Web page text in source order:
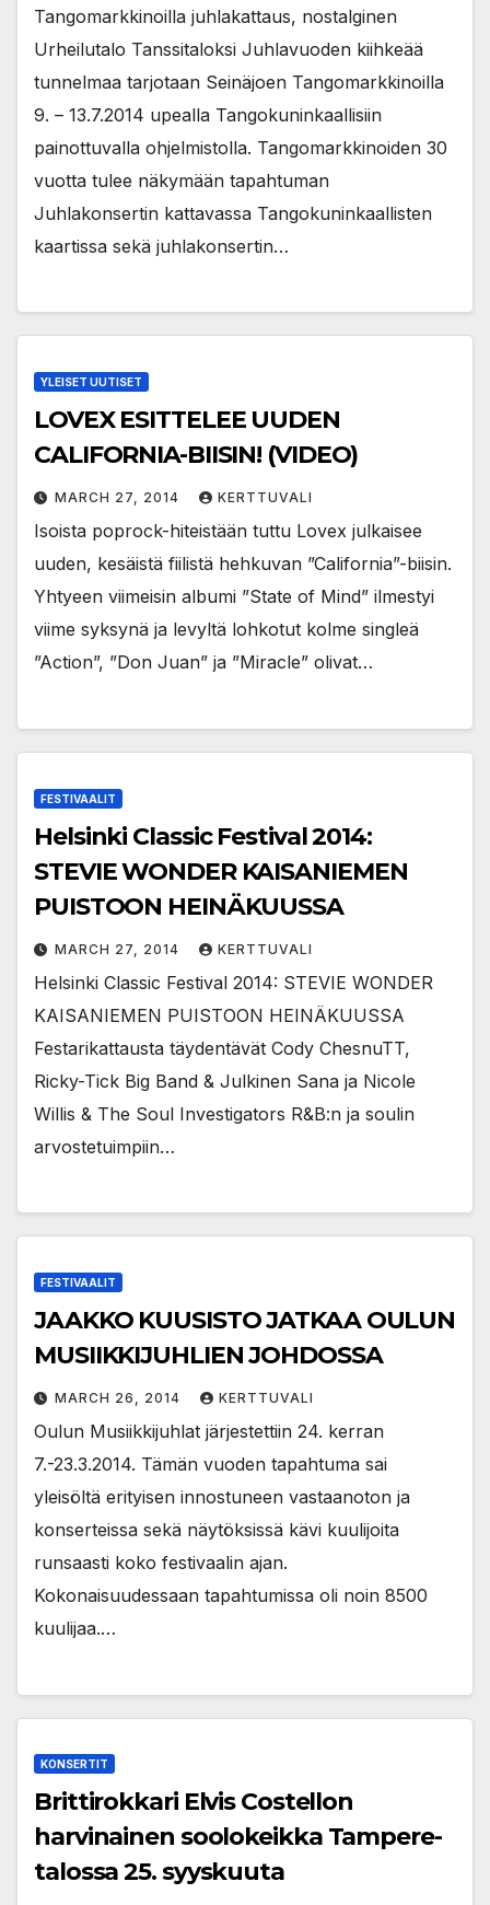
Tangomarkkinoilla juhlakattaus, nostalginen
Urheilutalo Tanssitaloksi Juhlavuoden kiihkeää
tunnelmaa tarjotaan Seinäjoen Tangomarkkinoilla
9. – 13.7.2014 upealla Tangokuninkaallisiin
painottuvalla ohjelmistolla. Tangomarkkinoiden 30
vuotta tulee näkymään tapahtuman
Juhlakonsertin kattavassa Tangokuninkaallisten
kaartissa sekä juhlakonsertin…
YLEISET UUTISET
LOVEX ESITTELEE UUDEN
CALIFORNIA-BIISIN! (VIDEO)
MARCH 27, 2014 KERTTUVALI
Isoista poprock-hiteistään tuttu Lovex julkaisee
uuden, kesäistä fiilistä hehkuvan ”California”-biisin.
Yhtyeen viimeisin albumi ”State of Mind” ilmestyi
viime syksynä ja levyltä lohkotut kolme singleä
”Action”, ”Don Juan” ja ”Miracle” olivat…
FESTIVAALIT
Helsinki Classic Festival 2014:
STEVIE WONDER KAISANIEMEN
PUISTOON HEINÄKUUSSA
MARCH 27, 2014 KERTTUVALI
Helsinki Classic Festival 2014: STEVIE WONDER
KAISANIEMEN PUISTOON HEINÄKUUSSA
Festarikattausta täydentävät Cody ChesnuTT,
Ricky-Tick Big Band & Julkinen Sana ja Nicole
Willis & The Soul Investigators R&B:n ja soulin
arvostetuimpiin…
FESTIVAALIT
JAAKKO KUUSISTO JATKAA OULUN
MUSIIKKIJUHLIEN JOHDOSSA
MARCH 26, 2014 KERTTUVALI
Oulun Musiikkijuhlat järjestettiin 24. kerran
7.-23.3.2014. Tämän vuoden tapahtuma sai
yleisöltä erityisen innostuneen vastaanoton ja
konserteissa sekä näytöksissä kävi kuulijoita
runsaasti koko festivaalin ajan.
Kokonaisuudessaan tapahtumissa oli noin 8500
kuulijaa.…
KONSERTIT
Brittirokkari Elvis Costellon
harvinainen soolokeikka Tampere-
talossa 25. syyskuuta